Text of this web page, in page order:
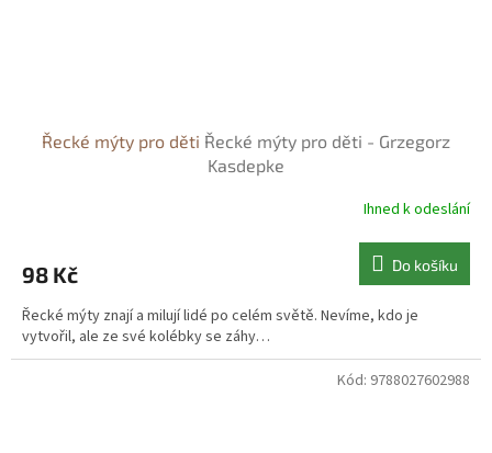
Řecké mýty pro děti Řecké mýty pro děti - Grzegorz
Kasdepke
Ihned k odeslání
98 Kč Do košíku
Řecké mýty znají a milují lidé po celém světě. Nevíme, kdo je
vytvořil, ale ze své kolébky se záhy…
Kód: 9788027602988